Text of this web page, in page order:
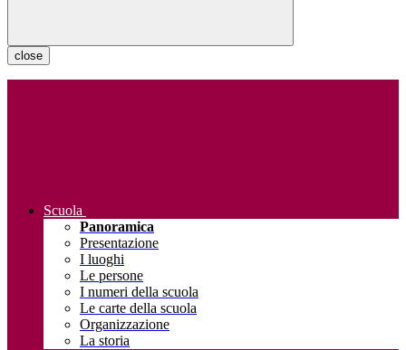
close
Scuola
Panoramica
Presentazione
I luoghi
Le persone
I numeri della scuola
Le carte della scuola
Organizzazione
La storia